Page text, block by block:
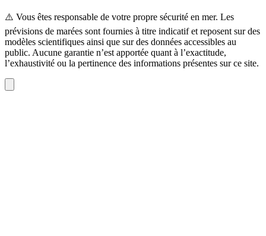
⚠️ Vous êtes responsable de votre propre sécurité en mer. Les
prévisions de marées sont fournies à titre indicatif et reposent sur des
modèles scientifiques ainsi que sur des données accessibles au
public. Aucune garantie n’est apportée quant à l’exactitude,
l’exhaustivité ou la pertinence des informations présentes sur ce site.